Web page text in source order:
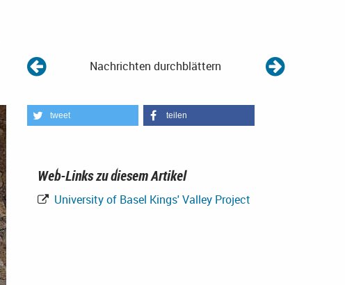
Nachrichten durchblättern
tweet teilen
Web-Links zu diesem Artikel
University of Basel Kings' Valley Project